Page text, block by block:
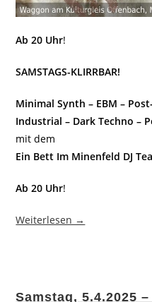
Ab 20 Uhr!
SAMSTAGS-KLIRRBAR!
Minimal Synth – EBM –
Industrial – Dark Techno –
mit dem
Ein Bett Im Minenfeld DJ
Ab 20 Uhr!
Weiterlesen →
Samstag, 5.4.2025